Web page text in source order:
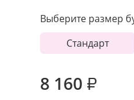
Выберите размер
Стандарт
8 160 ₽